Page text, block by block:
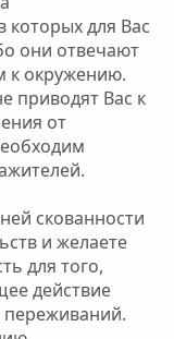
для Вас
они отвечают
окружению.
приводят Вас к
от
скованности
и желаете
для того,
действие
переживаний.